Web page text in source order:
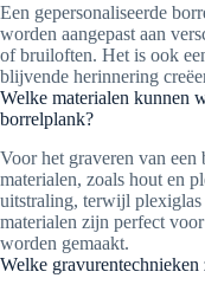
Een gepersonaliseerde
worden aangepast aan
of bruiloften. Het is ook
blijvende herinnering
Welke materialen kunnen
borrelplank?
Voor het graveren van
materialen, zoals hout en
uitstraling, terwijl plexiglas
materialen zijn perfect
worden gemaakt.
Welke